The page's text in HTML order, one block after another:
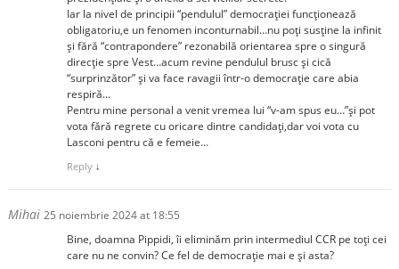
Iar la nivel de principii “pendulul” democrației funcționează
obligatoriu,e un fenomen inconturnabil…nu poți susține la infinit
și fără “contrapondere” rezonabilă orientarea spre o singură
direcție spre Vest…acum revine pendulul brusc și cică
“surprinzător” și va face ravagii într-o democrație care abia
respiră…
Pentru mine personal a venit vremea lui “v-am spus eu…”și pot
vota fără regrete cu oricare dintre candidați,dar voi vota cu
Lasconi pentru că e femeie…
Reply ↓
Mihai 25 noiembrie 2024 at 18:55
Bine, doamna Pippidi, îi eliminăm prin intermediul CCR pe toți cei
care nu ne convin? Ce fel de democrație mai e și asta?